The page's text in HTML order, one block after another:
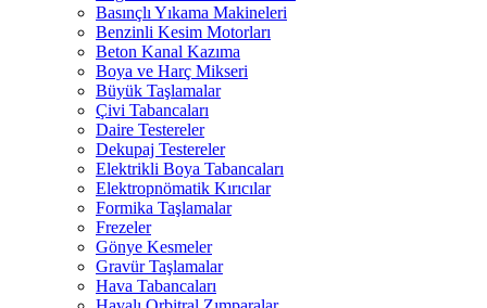
Basınçlı Yıkama Makineleri
Benzinli Kesim Motorları
Beton Kanal Kazıma
Boya ve Harç Mikseri
Büyük Taşlamalar
Çivi Tabancaları
Daire Testereler
Dekupaj Testereler
Elektrikli Boya Tabancaları
Elektropnömatik Kırıcılar
Formika Taşlamalar
Frezeler
Gönye Kesmeler
Gravür Taşlamalar
Hava Tabancaları